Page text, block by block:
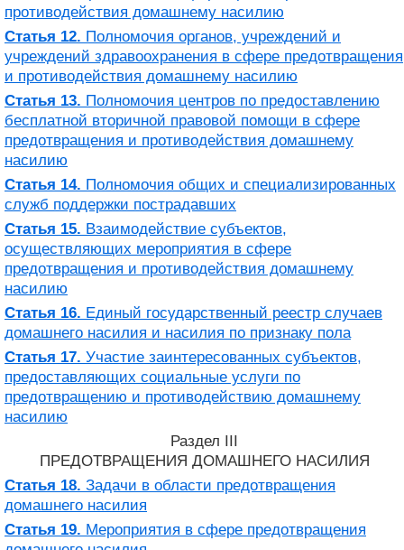
противодействия домашнему насилию
Статья 12. Полномочия органов, учреждений и
учреждений здравоохранения в сфере предотвращения
и противодействия домашнему насилию
Статья 13. Полномочия центров по предоставлению
бесплатной вторичной правовой помощи в сфере
предотвращения и противодействия домашнему
насилию
Статья 14. Полномочия общих и специализированных
служб поддержки пострадавших
Статья 15. Взаимодействие субъектов,
осуществляющих мероприятия в сфере
предотвращения и противодействия домашнему
насилию
Статья 16. Единый государственный реестр случаев
домашнего насилия и насилия по признаку пола
Статья 17. Участие заинтересованных субъектов,
предоставляющих социальные услуги по
предотвращению и противодействию домашнему
насилию
Раздел III
ПРЕДОТВРАЩЕНИЯ ДОМАШНЕГО НАСИЛИЯ
Статья 18. Задачи в области предотвращения
домашнего насилия
Статья 19. Мероприятия в сфере предотвращения